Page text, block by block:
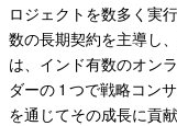
ロジェクトを数多く実
数の長期契約を主導し
は、インド有数のオン
ダーの 1 つで戦略コン
を通じてその成長に貢